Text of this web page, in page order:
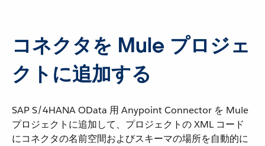
コネクタを Mule プロジェ
クトに追加する
SAP S/4HANA OData 用 Anypoint Connector を Mule
プロジェクトに追加して、プロジェクトの XML コード
にコネクタの名前空間およびスキーマの場所を自動的に